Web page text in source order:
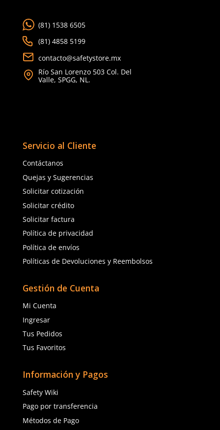
exposición a productos químicos hasta el contacto con
temperaturas extremas, la
protección de los trabajadores. Esta categoría de
protección personalno solo está diseñada para
lesiones específicas, sino que también contribuye al
eficiencia durante la jornada laboral. La elección
Protección
para Cada Tarea
Nuestra gama de ropa industrial incluye prendas
cumplir con las normativas de seguridad más exigentes,
soluciones para una variedad de entornos de trabajo.
resistentes a productos químicos
ignífugos
, cada pieza está fabricada con materiales de la
calidad para ofrecer la máxima protección.
Para aquellos en la industria de la construcción o
abrasiones y otros peligros mecánicos. Las prendas con
reflectantes son esenciales para trabajadores que operan
condiciones de baja visibilidad o durante la noche,
seguridad mediante la aumentación de su visibilidad.
Confort y Durabilidad
Compromisos
Entendemos que la ropa industrial debe ser cómoda, así
protectora, para soportar largas horas de uso en
menudo desafiantes. Nuestras prendas están diseñadas